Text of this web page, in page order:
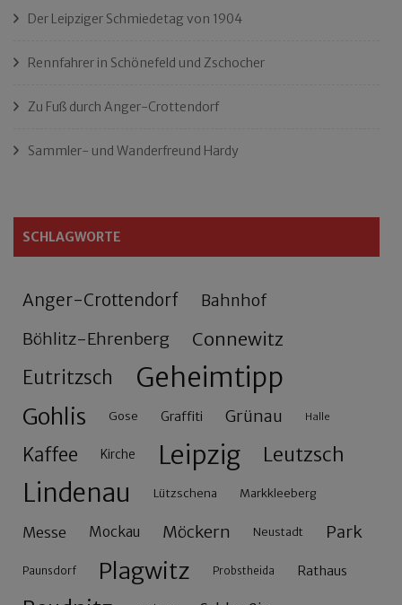
Der Leipziger Schmiedetag von 1904
Rennfahrer in Schönefeld und Zschocher
Zu Fuß durch Anger-Crottendorf
Sammler- und Wanderfreund Hardy
SCHLAGWORTE
Anger-Crottendorf Bahnhof
Böhlitz-Ehrenberg Connewitz
Eutritzsch Geheimtipp
Gohlis Gose Graffiti Grünau Halle
Kaffee Kirche Leipzig Leutzsch
Lindenau Lützschena Markkleeberg
Messe Mockau Möckern Neustadt Park
Paunsdorf Plagwitz Probstheida Rathaus